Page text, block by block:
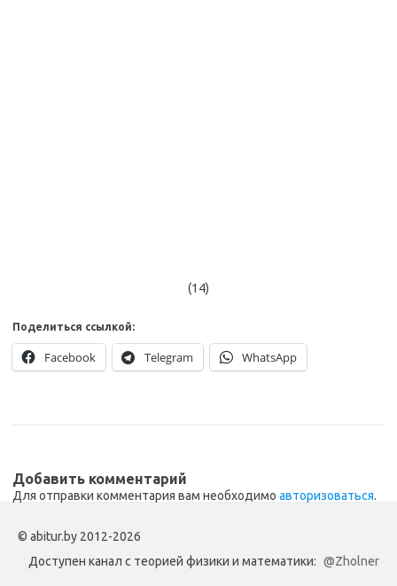
(14)
Поделиться ссылкой:
Facebook Telegram WhatsApp
Добавить комментарий
Для отправки комментария вам необходимо авторизоваться.
© abitur.by 2012-2026
Доступен канал с теорией физики и математики: @Zholner